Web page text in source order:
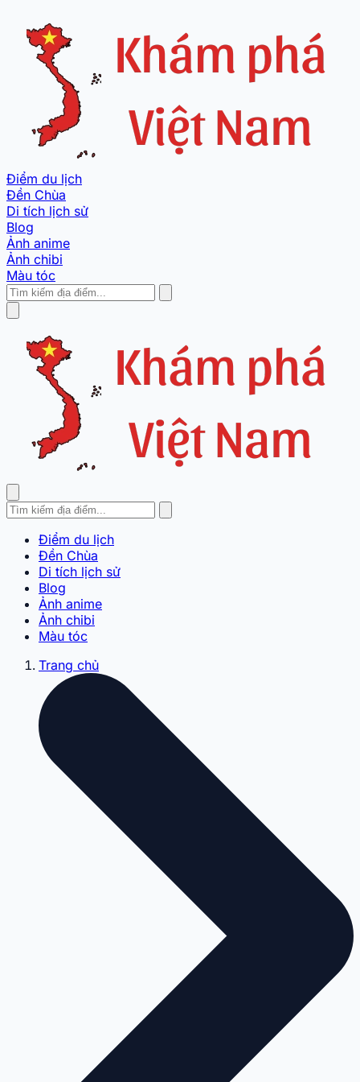
Điểm du lịch
Đền Chùa
Di tích lịch sử
Blog
Ảnh anime
Ảnh chibi
Màu tóc
Điểm du lịch
Đền Chùa
Di tích lịch sử
Blog
Ảnh anime
Ảnh chibi
Màu tóc
Trang chủ